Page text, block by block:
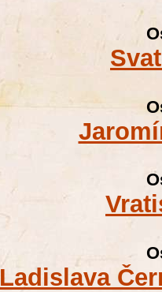
Ladislava